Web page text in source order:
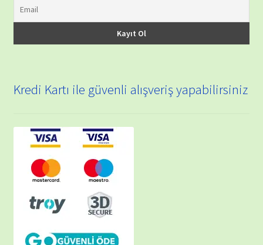
Kredi Kartı ile güvenli alışveriş yapabilirsiniz